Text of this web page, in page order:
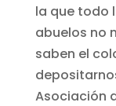
la que todo
abuelos no
saben el
Asociación